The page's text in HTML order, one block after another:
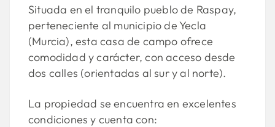
Situada en el tranquilo pueblo de Raspay,
perteneciente al municipio de Yecla
(Murcia), esta casa de campo ofrece
comodidad y carácter, con acceso desde
dos calles (orientadas al sur y al norte).
La propiedad se encuentra en excelentes
condiciones y cuenta con: